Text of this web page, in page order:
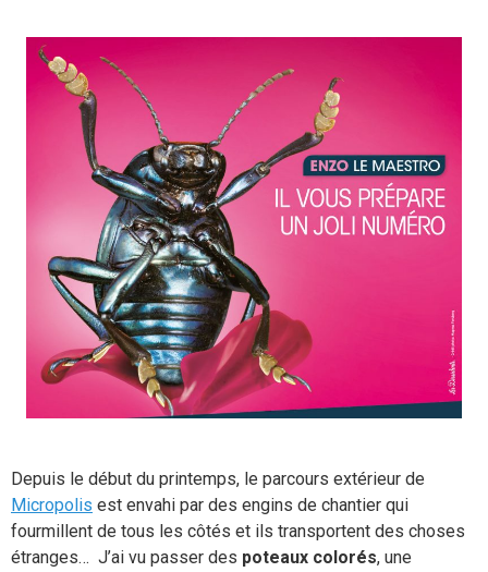
Depuis le début du printemps, le parcours extérieur de
Micropolis est envahi par des engins de chantier qui
fourmillent de tous les côtés et ils transportent des choses
étranges… J’ai vu passer des poteaux colorés, une